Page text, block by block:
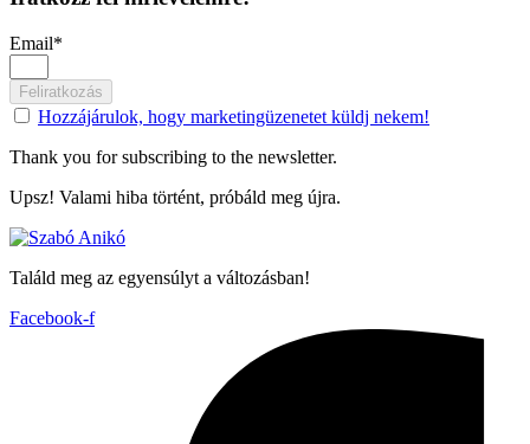
Email*
Feliratkozás
Hozzájárulok, hogy marketingüzenetet küldj nekem!
Thank you for subscribing to the newsletter.
Upsz! Valami hiba történt, próbáld meg újra.
Találd meg az egyensúlyt a változásban!
Facebook-f